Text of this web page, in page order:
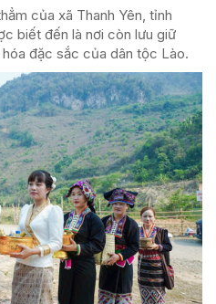
của xã Thanh Yên, tỉnh
biết đến là nơi còn lưu giữ
đặc sắc của dân tộc Lào.